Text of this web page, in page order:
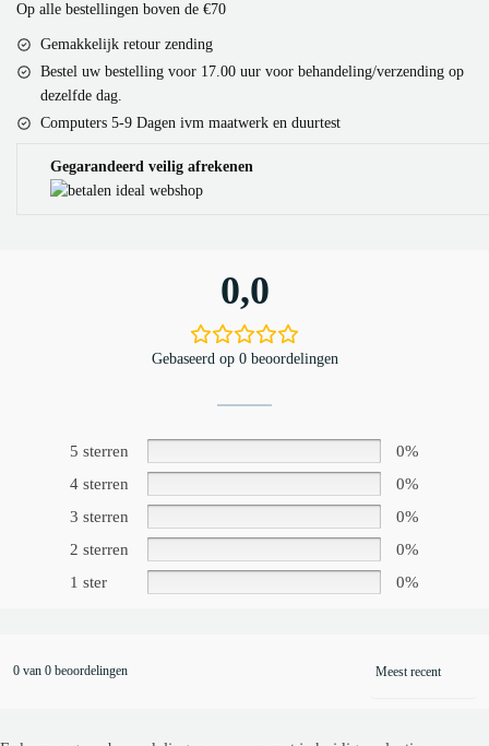
Op alle bestellingen boven de €70
Gemakkelijk retour zending
Bestel uw bestelling voor 17.00 uur voor behandeling/verzending op
dezelfde dag.
Computers 5-9 Dagen ivm maatwerk en duurtest
Gegarandeerd veilig afrekenen
0,0
Gebaseerd op 0 beoordelingen
5 sterren
0%
4 sterren
0%
3 sterren
0%
2 sterren
0%
1 ster
0%
0 van 0 beoordelingen